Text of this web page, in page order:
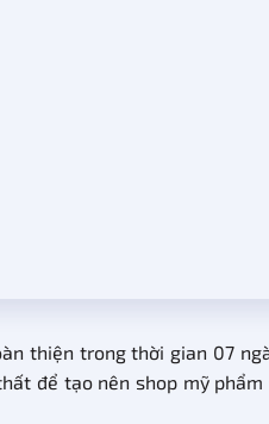
thiện trong thời gian 07
để tạo nên shop mỹ